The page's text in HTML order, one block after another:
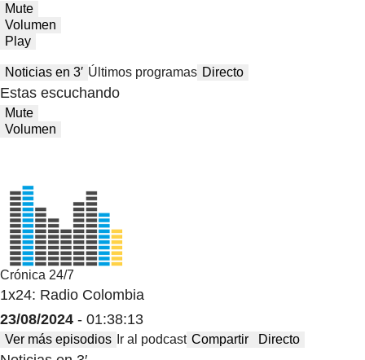
Mute
Volumen
Play
Noticias en 3′ Últimos programas Directo
Estas escuchando
Mute
Volumen
Crónica 24/7
1x24: Radio Colombia
23/08/2024 - 01:38:13
Ver más episodios Ir al podcast Compartir Directo